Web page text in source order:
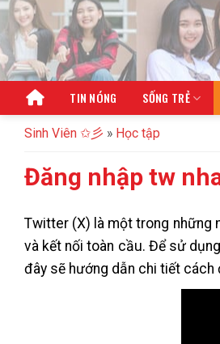
Bỏ
qua
nội
dung
TIN NÓNG SỐNG TRẺ
Sinh Viên ✩彡 » Học tập
Đăng nhập tw
Twitter (X) là một trong những
và kết nối toàn cầu. Để sử
đây sẽ hướng dẫn chi tiết cách